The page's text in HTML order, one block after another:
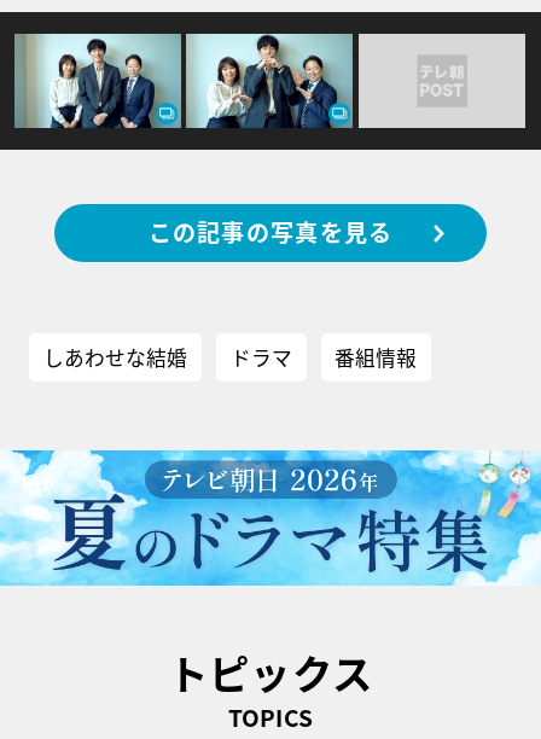
この記事の写真を見る
しあわせな結婚 ドラマ 番組情報
トピックス
TOPICS